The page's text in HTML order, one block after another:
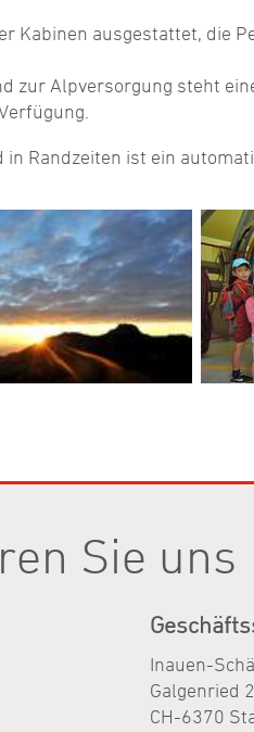
Kabinen ausgestattet, die
zur Alpversorgung steht
Randzeiten ist ein
Sie uns
Inauen-
Galgenried
CH-6370